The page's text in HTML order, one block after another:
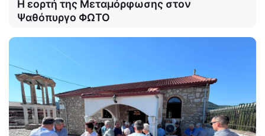
Η εορτή της Μεταμόρφωσης στον
Ψαθόπυργο ΦΩΤΟ